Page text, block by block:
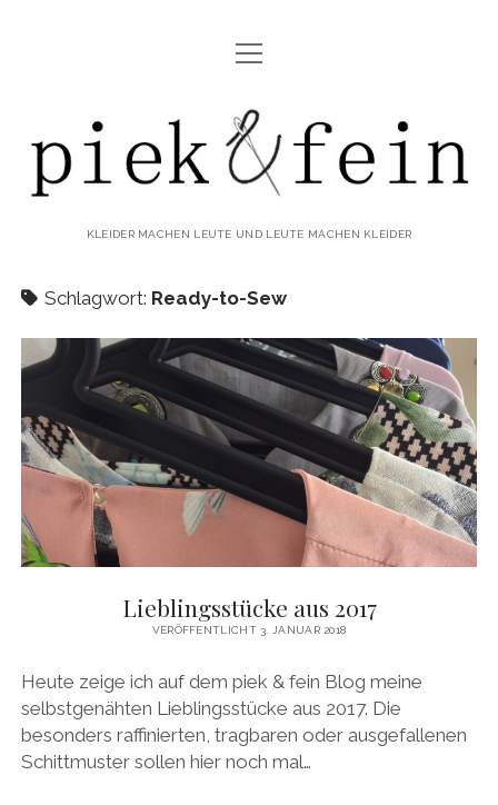
ABOUT
IMPRESSUM & DATENSCHUTZ
Menü
öffnen
piek&fein
KLEIDER MACHEN LEUTE UND LEUTE MACHEN KLEIDER
Schlagwort: Ready-to-Sew
Lieblingsstücke aus 2017
VERÖFFENTLICHT 3. JANUAR 2018
Heute zeige ich auf dem piek & fein Blog meine
selbstgenähten Lieblingsstücke aus 2017. Die
besonders raffinierten, tragbaren oder ausgefallenen
Schittmuster sollen hier noch mal…